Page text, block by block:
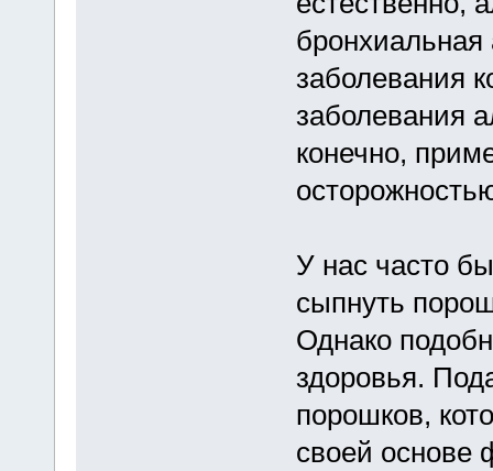
бронхиальная
заболевания
заболевания
конечно,
У нас часто
сыпнуть
Однако
здоровья.
порошков,
своей основе